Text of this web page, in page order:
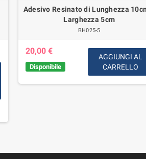
Adesivo Resinato di Lunghezza
Larghezza 5cm
BH025-5
20,00 €
Disponibile
AGGIUNGI AL
CARRELLO